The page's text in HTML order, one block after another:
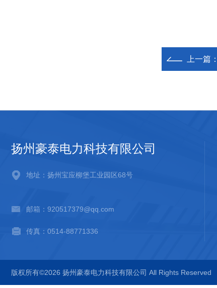
上一篇：
扬州豪泰电力科技有限公司
地址：扬州宝应柳堡工业园区68号
邮箱：920517379@qq.com
传真：0514-88771336
版权所有©2026 扬州豪泰电力科技有限公司 All Rights Reserved